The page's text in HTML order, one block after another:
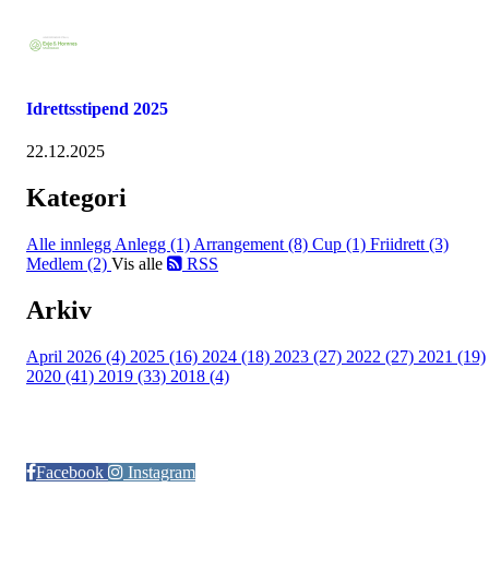
Idrettsstipend 2025
22.12.2025
Kategori
Alle innlegg Anlegg (1) Arrangement (8) Cup (1) Friidrett (3)
Medlem (2) Vis alle RSS
Arkiv
April 2026 (4) 2025 (16) 2024 (18) 2023 (27) 2022 (27) 2021 (19)
2020 (41) 2019 (33) 2018 (4)
Facebook
Instagram